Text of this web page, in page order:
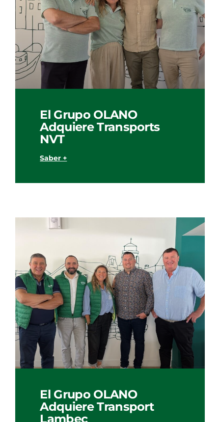
El Grupo OLANO
Adquiere Transports
NVT
Saber +
El Grupo OLANO
Adquiere Transport
Lambec